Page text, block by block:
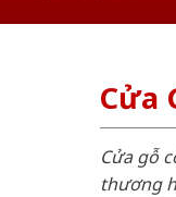
Cửa
Cửa gỗ
thương